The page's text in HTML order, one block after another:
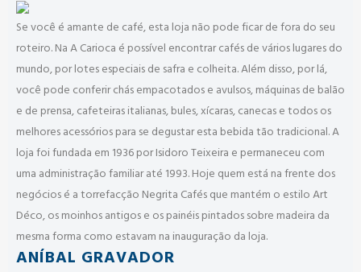
Se você é amante de café, esta loja não pode ficar de fora do seu
roteiro. Na A Carioca é possível encontrar cafés de vários lugares do
mundo, por lotes especiais de safra e colheita. Além disso, por lá,
você pode conferir chás empacotados e avulsos, máquinas de balão
e de prensa, cafeteiras italianas, bules, xícaras, canecas e todos os
melhores acessórios para se degustar esta bebida tão tradicional. A
loja foi fundada em 1936 por Isidoro Teixeira e permaneceu com
uma administração familiar até 1993. Hoje quem está na frente dos
negócios é a torrefacção Negrita Cafés que mantém o estilo Art
Déco, os moinhos antigos e os painéis pintados sobre madeira da
mesma forma como estavam na inauguração da loja.
ANÍBAL GRAVADOR